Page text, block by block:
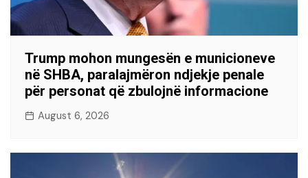
Trump mohon mungesën e municioneve
në SHBA, paralajmëron ndjekje penale
për personat që zbulojnë informacione
August 6, 2026